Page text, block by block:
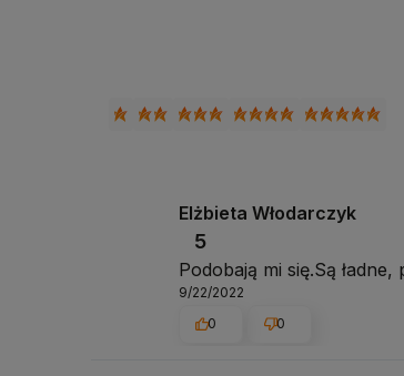
Elżbieta Włodarczyk
5
Podobają mi się.Są
9/22/2022
0
0